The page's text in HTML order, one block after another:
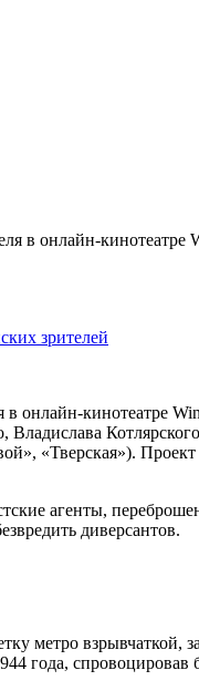
зрителей
кинотеатре
Владислава
Проект
агенты,
диверсантов.
метро
года, спровоцировав